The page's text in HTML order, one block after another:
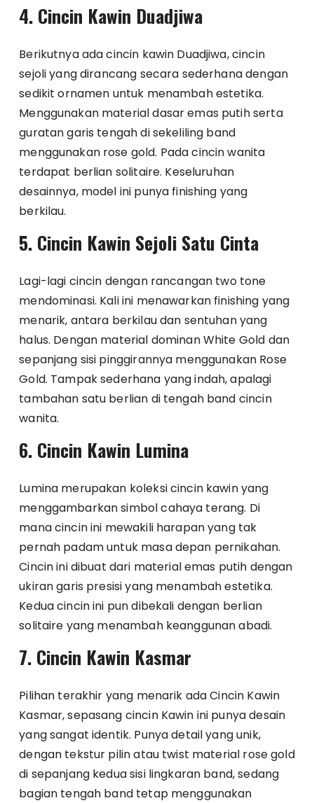
4. Cincin Kawin Duadjiwa
Berikutnya ada cincin kawin Duadjiwa, cincin
sejoli yang dirancang secara sederhana dengan
sedikit ornamen untuk menambah estetika.
Menggunakan material dasar emas putih serta
guratan garis tengah di sekeliling band
menggunakan rose gold. Pada cincin wanita
terdapat berlian solitaire. Keseluruhan
desainnya, model ini punya finishing yang
berkilau.
5. Cincin Kawin Sejoli Satu Cinta
Lagi-lagi cincin dengan rancangan two tone
mendominasi. Kali ini menawarkan finishing yang
menarik, antara berkilau dan sentuhan yang
halus. Dengan material dominan White Gold dan
sepanjang sisi pinggirannya menggunakan Rose
Gold. Tampak sederhana yang indah, apalagi
tambahan satu berlian di tengah band cincin
wanita.
6. Cincin Kawin Lumina
Lumina merupakan koleksi cincin kawin yang
menggambarkan simbol cahaya terang. Di
mana cincin ini mewakili harapan yang tak
pernah padam untuk masa depan pernikahan.
Cincin ini dibuat dari material emas putih dengan
ukiran garis presisi yang menambah estetika.
Kedua cincin ini pun dibekali dengan berlian
solitaire yang menambah keanggunan abadi.
7. Cincin Kawin Kasmar
Pilihan terakhir yang menarik ada Cincin Kawin
Kasmar, sepasang cincin Kawin ini punya desain
yang sangat identik. Punya detail yang unik,
dengan tekstur pilin atau twist material rose gold
di sepanjang kedua sisi lingkaran band, sedang
bagian tengah band tetap menggunakan